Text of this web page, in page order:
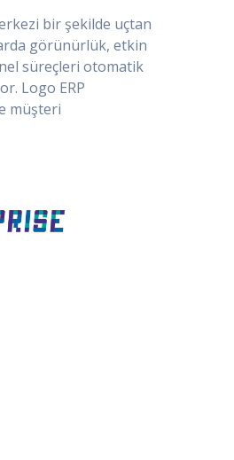
bir şekilde uçtan
görünürlük, etkin
süreçleri otomatik
Logo ERP
müşteri